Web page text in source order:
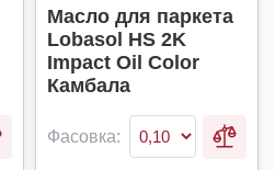
Масло для паркета
Lobasol HS 2K
Impact Oil Color
Камбала
Фасовка: